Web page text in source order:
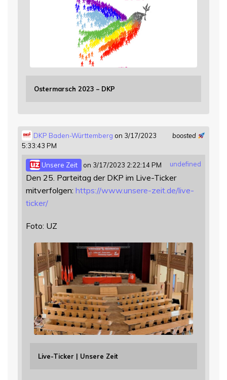
Ostermarsch 2023 – DKP
boosted
DKP Baden-Württemberg on 3/17/2023
5:33:43 PM
undefined
Unsere Zeit on 3/17/2023 2:22:14 PM
Den 25. Parteitag der DKP im Live-Ticker
mitverfolgen: https://www.unsere-zeit.de/live-
ticker/
Foto: UZ
Live-Ticker | Unsere Zeit